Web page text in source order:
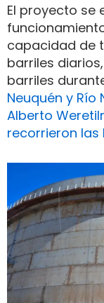
El proyecto se
capacidad de
barriles
barriles
Neuquén y Río
Alberto
recorrieron